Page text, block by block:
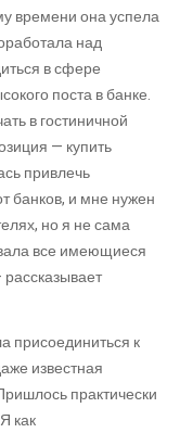
времени она успела
над
в сфере
поста в банке.
в гостиничной
— купить
привлечь
банков, и мне нужен
но я не сама
все имеющиеся
присоединиться к
известная
практически
как